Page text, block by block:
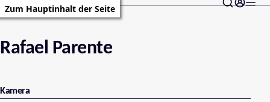
Zum Hauptinhalt der Seite
Rafael Parente
Kamera